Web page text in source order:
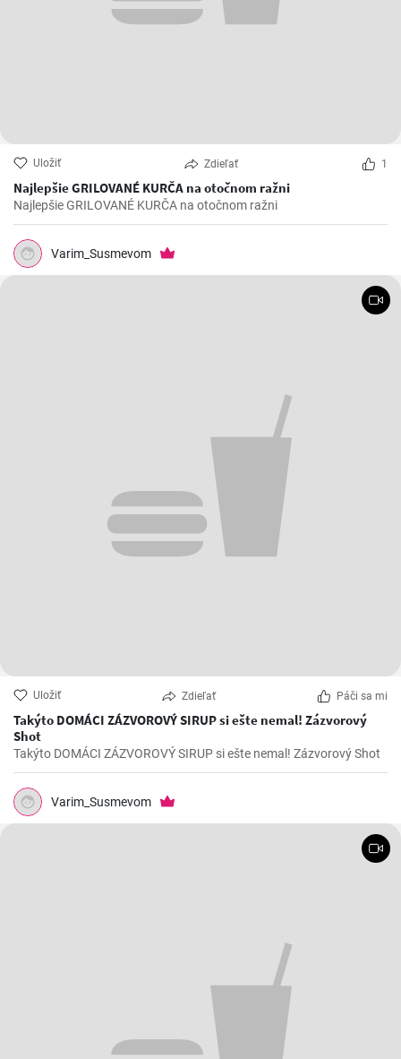
Uložiť Zdieľať 1
Najlepšie GRILOVANÉ KURČA na otočnom ražni
Najlepšie GRILOVANÉ KURČA na otočnom ražni
Varim_Susmevom
Uložiť Zdieľať Páči sa mi
Takýto DOMÁCI ZÁZVOROVÝ SIRUP si ešte nemal! Zázvorový
Shot
Takýto DOMÁCI ZÁZVOROVÝ SIRUP si ešte nemal! Zázvorový Shot
Varim_Susmevom